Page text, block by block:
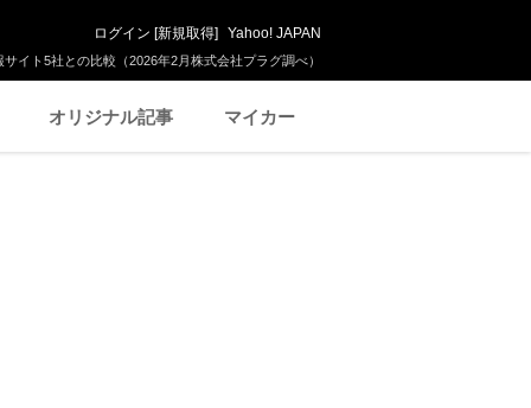
イト5社との比較（2026年2月株式会社プラグ調べ）
ログイン [新規取得] Yahoo! JAPAN
オリジナル記事 マイカー